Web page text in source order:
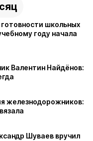
школьных
году начала
Валентин Найдёнов:
железнодорожников:
Шуваев вручил